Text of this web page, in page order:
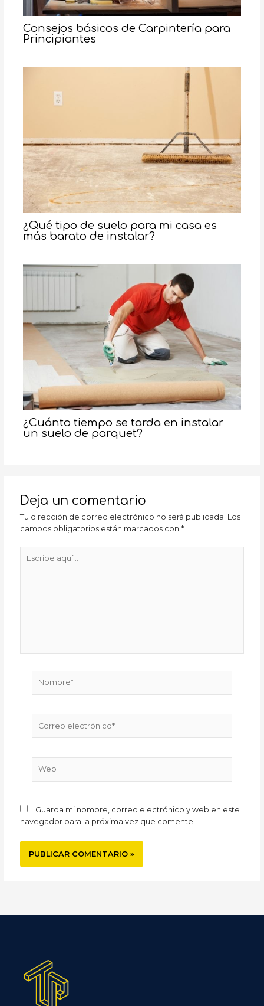
Consejos básicos de Carpintería para
Principiantes
¿Qué tipo de suelo para mi casa es
más barato de instalar?
¿Cuánto tiempo se tarda en instalar
un suelo de parquet?
Deja un comentario
Tu dirección de correo electrónico no será publicada. Los
campos obligatorios están marcados con*
aquí...
electrónico*
Guarda mi nombre, correo electrónico y web en este
navegador para la próxima vez que comente.